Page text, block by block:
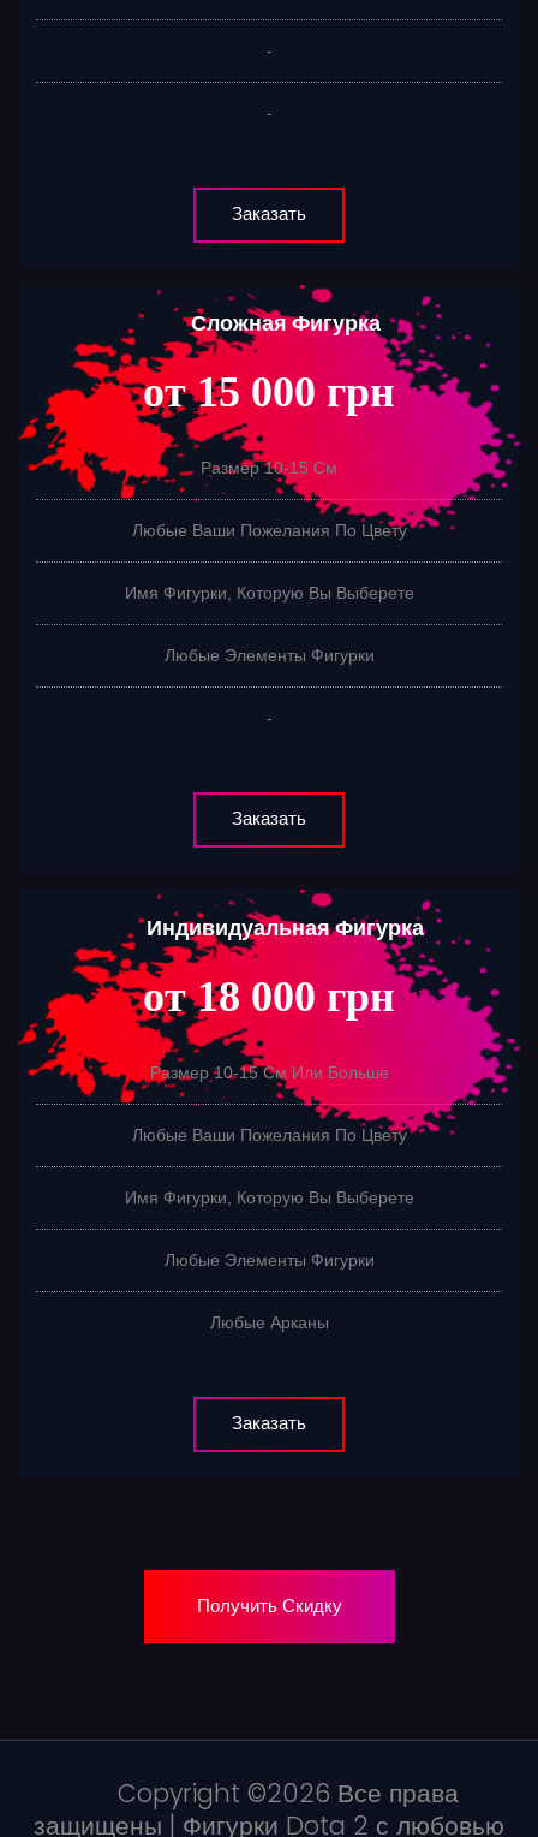
-
-
Заказать
Сложная Фигурка
от 15 000 грн
Размер 10-15 См
Любые Ваши Пожелания По Цвету
Имя Фигурки, Которую Вы Выберете
Любые Элементы Фигурки
-
Заказать
Индивидуальная Фигурка
от 18 000 грн
Размер 10-15 См Или Больше
Любые Ваши Пожелания По Цвету
Имя Фигурки, Которую Вы Выберете
Любые Элементы Фигурки
Любые Арканы
Заказать
Получить Скидку
Copyright ©2026 Все права
защищены | Фигурки Dota 2 с любовью